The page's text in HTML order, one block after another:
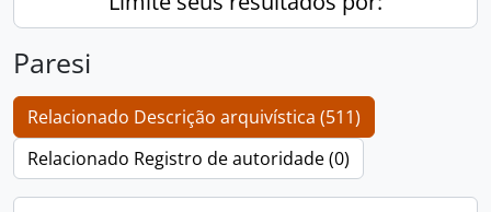
Paresi
Relacionado Descrição arquivística (511)
Relacionado Registro de autoridade (0)